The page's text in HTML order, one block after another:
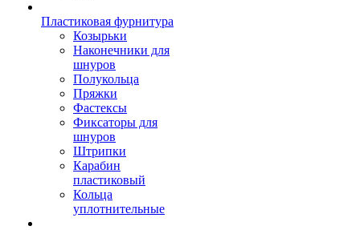
Пластиковая фурнитура
Козырьки
Наконечники для
шнуров
Полукольца
Пряжки
Фастексы
Фиксаторы для
шнуров
Штрипки
Карабин
пластиковый
Кольца
уплотнительные